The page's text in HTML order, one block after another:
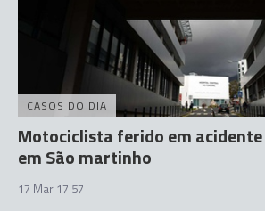
CASOS DO DIA
Motociclista ferido em
em São martinho
17 Mar 17:57